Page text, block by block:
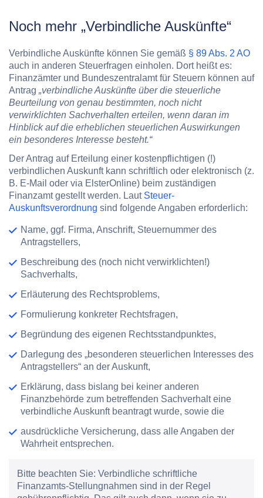
Noch mehr „Verbindliche Auskünfte“
Verbindliche Auskünfte können Sie gemäß § 89 Abs. 2 AO
auch in anderen Steuerfragen einholen. Dort heißt es:
Finanzämter und Bundeszentralamt für Steuern können auf
Antrag „verbindliche Auskünfte über die steuerliche
Beurteilung von genau bestimmten, noch nicht
verwirklichten Sachverhalten erteilen, wenn daran im
Hinblick auf die erheblichen steuerlichen Auswirkungen
ein besonderes Interesse besteht.“
Der Antrag auf Erteilung einer kostenpflichtigen (!)
verbindlichen Auskunft kann schriftlich oder elektronisch (z.
B. E-Mail oder via ElsterOnline) beim zuständigen
Finanzamt gestellt werden. Laut Steuer-
Auskunftsverordnung sind folgende Angaben erforderlich:
Name, ggf. Firma, Anschrift, Steuernummer des
Antragstellers,
Beschreibung des (noch nicht verwirklichten!)
Sachverhalts,
Erläuterung des Rechtsproblems,
Formulierung konkreter Rechtsfragen,
Begründung des eigenen Rechtsstandpunktes,
Darlegung des „besonderen steuerlichen Interesses des
Antragstellers“ an der Auskunft,
Erklärung, dass bislang bei keiner anderen
Finanzbehörde zum betreffenden Sachverhalt eine
verbindliche Auskunft beantragt wurde, sowie die
ausdrückliche Versicherung, dass alle Angaben der
Wahrheit entsprechen.
Bitte beachten Sie: Verbindliche schriftliche
Finanzamts-Stellungnahmen sind in der Regel